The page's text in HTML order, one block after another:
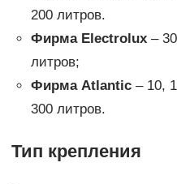
200 литров.
Фирма Electrolux–
литров;
Фирма Atlantic– 10,
300 литров.
Тип крепления